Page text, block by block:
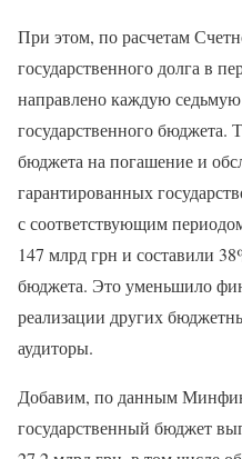
При этом, по расчетам
государственного долга в
направлено каждую
государственного бюджета.
бюджета на погашение и
гарантированных
с соответствующим
147 млрд грн и составили
бюджета. Это уменьшило
реализации других
аудиторы.
Добавим, по данным
государственный бюджет